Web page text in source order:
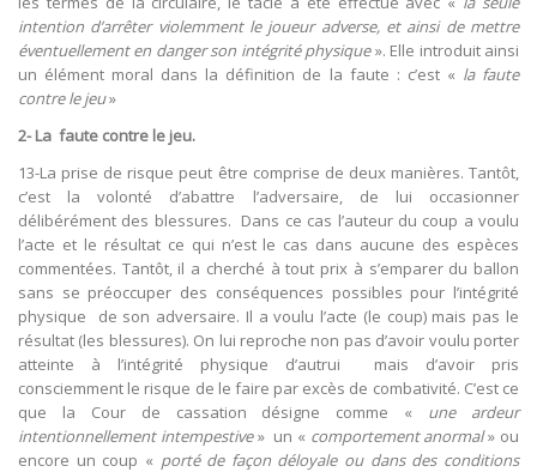
intention d’arrêter violemment le joueur adverse, et ainsi de mettre
éventuellement en danger son intégrité physique». Elle introduit ainsi
un élément moral dans la définition de la faute : c’est « la faute
contre le jeu»
2- La faute contre le jeu.
13-La prise de risque peut être comprise de deux manières. Tantôt,
c’est la volonté d’abattre l’adversaire, de lui occasionner
délibérément des blessures. Dans ce cas l’auteur du coup a voulu
l’acte et le résultat ce qui n’est le cas dans aucune des espèces
commentées. Tantôt, il a cherché à tout prix à s’emparer du ballon
sans se préoccuper des conséquences possibles pour l’intégrité
physique de son adversaire. Il a voulu l’acte (le coup) mais pas le
résultat (les blessures). On lui reproche non pas d’avoir voulu porter
atteinte à l’intégrité physique d’autrui mais d’avoir pris
consciemment le risque de le faire par excès de combativité. C’est ce
que la Cour de cassation désigne comme « une ardeur
intentionnellement intempestive» un « comportement anormal» ou
encore un coup « porté de façon déloyale ou dans des conditions